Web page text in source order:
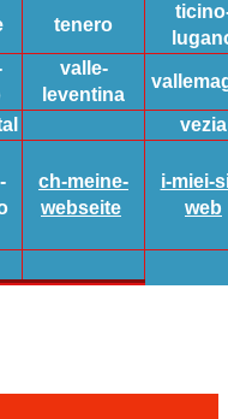
tenero
valle-
leventina
vezia
ch-meine-
webseite
i-miei-
web